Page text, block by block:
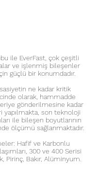
ile EverFast, çok çeşitli
ve işlenmiş bileşenler
güçlü bir konumdadır.
ne kadar kritik
olarak, hammadde
gönderilmesine kadar
yapılmakta, son teknoloji
ile bileşen boyutlarının
ölçümü sağlanmaktadır.
Hafif ve Karbonlu
300 ve 400 Serisi
Pirinç, Bakır, Alüminyum.